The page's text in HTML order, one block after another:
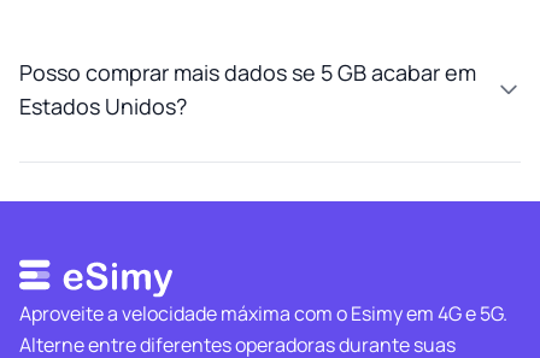
Posso comprar mais dados se 5 GB acabar em
Estados Unidos?
Aproveite a velocidade máxima com o Esimy em 4G e 5G.
Alterne entre diferentes operadoras durante suas